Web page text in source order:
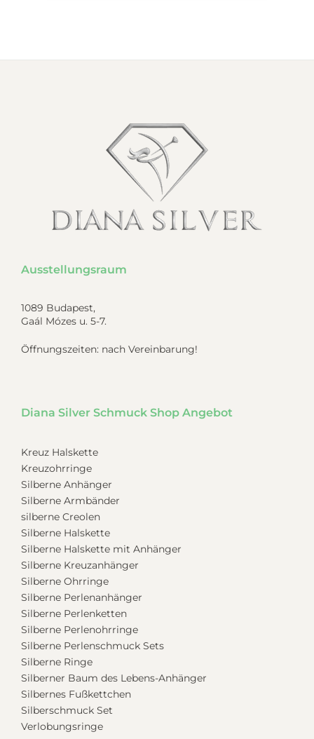
Ausstellungsraum
1089 Budapest,
Gaál Mózes u. 5-7.
Öffnungszeiten: nach Vereinbarung!
Diana Silver Schmuck Shop Angebot
Kreuz Halskette
Kreuzohrringe
Silberne Anhänger
Silberne Armbänder
silberne Creolen
Silberne Halskette
Silberne Halskette mit Anhänger
Silberne Kreuzanhänger
Silberne Ohrringe
Silberne Perlenanhänger
Silberne Perlenketten
Silberne Perlenohrringe
Silberne Perlenschmuck Sets
Silberne Ringe
Silberner Baum des Lebens-Anhänger
Silbernes Fußkettchen
Silberschmuck Set
Verlobungsringe